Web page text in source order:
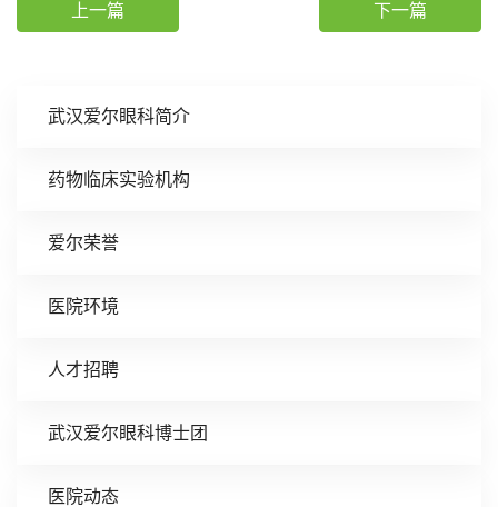
武汉爱尔眼科简介
药物临床实验机构
爱尔荣誉
医院环境
人才招聘
武汉爱尔眼科博士团
医院动态
上一篇 下一篇